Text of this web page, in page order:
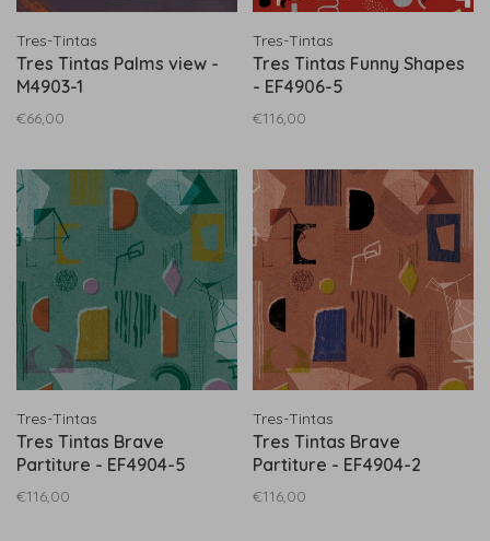
Tres-Tintas
Tres Tintas Palms view -
M4903-1
€66,00
Tres-Tintas
Tres Tintas Funny Shapes
- EF4906-5
€116,00
Tres-Tintas
Tres Tintas Brave
Partiture - EF4904-5
€116,00
Tres-Tintas
Tres Tintas Brave
Partiture - EF4904-2
€116,00